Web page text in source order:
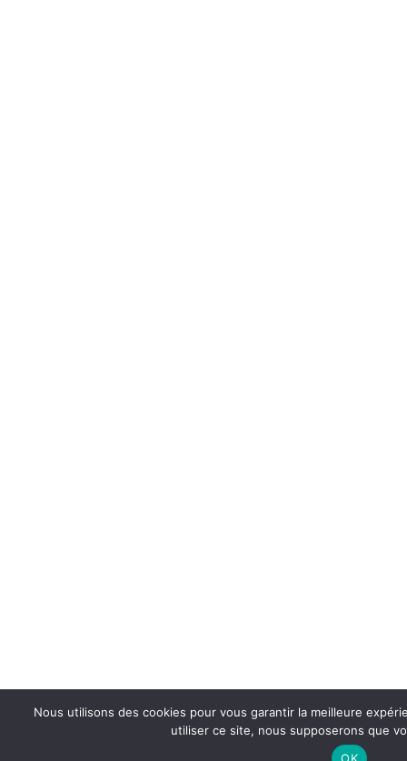
Nous utilisons des cookies pour vous garantir la meilleure
utiliser ce site, nous supposerons que
OK